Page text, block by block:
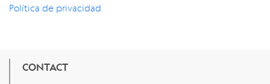
Política de privacidad
CONTACT